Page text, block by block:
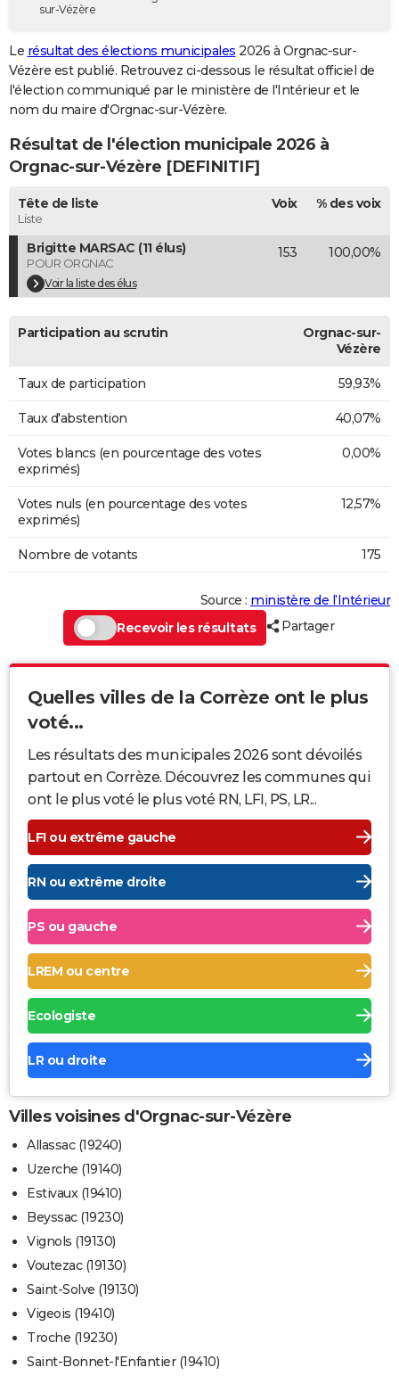
Destinations
City break
Voyage nature
Voyage de noces
Forum
GUIDES D'ACHAT
BONS PLANS
Carte de Noël
Carte Bonne année
Carte Saint-Valentin
Carte Pâques
Carte d'anniversaire
DICTIONNAIRE
Dictionnaire
Biographies
Citations
Expressions
Proverbes
PROGRAMME TV
COPAINS D'AVANT
S'inscrire
Se connecter
Lycées
Collèges
Primaires
Universités
Entreprises
Service militaire
Avis de recherche
AVIS DE DÉCÈS
Bricolage
Television
sur-Vézère
Le résultat des élections municipales 2026 à Orgnac-sur-
Vézère est publié. Retrouvez ci-dessous le résultat officiel de
l'élection communiqué par le ministère de l'Intérieur et le
nom du maire d'Orgnac-sur-Vézère.
Résultat de l'élection municipale 2026 à
Orgnac-sur-Vézère [DEFINITIF]
Tête de liste
Liste
Voix % des voix
Brigitte MARSAC (11 élus)
POUR ORGNAC
Voir la liste des élus
153 100,00%
Participation au scrutin
Orgnac-sur-
Vézère
Taux de participation 59,93%
Taux d'abstention 40,07%
Votes blancs (en pourcentage des votes
exprimés)
0,00%
Votes nuls (en pourcentage des votes
exprimés)
12,57%
Nombre de votants 175
Source : ministère de l’Intérieur
Recevoir les résultats
Partager
Quelles villes de la Corrèze ont le plus
voté...
Les résultats des municipales 2026 sont dévoilés
partout en Corrèze. Découvrez les communes qui
ont le plus voté le plus voté RN, LFI, PS, LR...
LFI ou extrême gauche
RN ou extrême droite
PS ou gauche
LREM ou centre
Ecologiste
LR ou droite
Villes voisines d'Orgnac-sur-Vézère
Allassac (19240)
Uzerche (19140)
Estivaux (19410)
Beyssac (19230)
Vignols (19130)
Voutezac (19130)
Saint-Solve (19130)
Vigeois (19410)
Troche (19230)
Saint-Bonnet-l'Enfantier (19410)